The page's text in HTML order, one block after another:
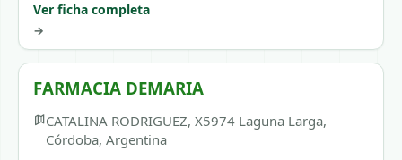
Ver ficha completa
→
FARMACIA DEMARIA
CATALINA RODRIGUEZ, X5974 Laguna Larga,
Córdoba, Argentina